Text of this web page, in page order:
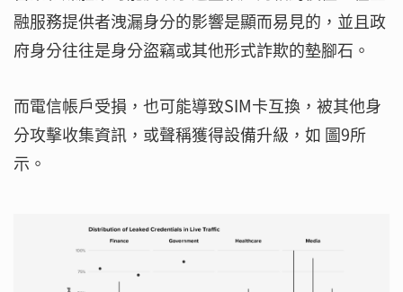
融服務提供者洩漏身分的影響是顯而易見的，並且政
府身分往往是身分盜竊或其他形式詐欺的墊腳石。
而電信帳戶受損，也可能導致SIM卡互換，被其他身
分攻擊收集資訊，或聲稱獲得設備升級，如 圖9所
示。